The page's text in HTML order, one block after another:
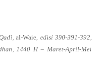
al-Waie , edisi 390-391-392,
1440 H – Maret-April-Mei